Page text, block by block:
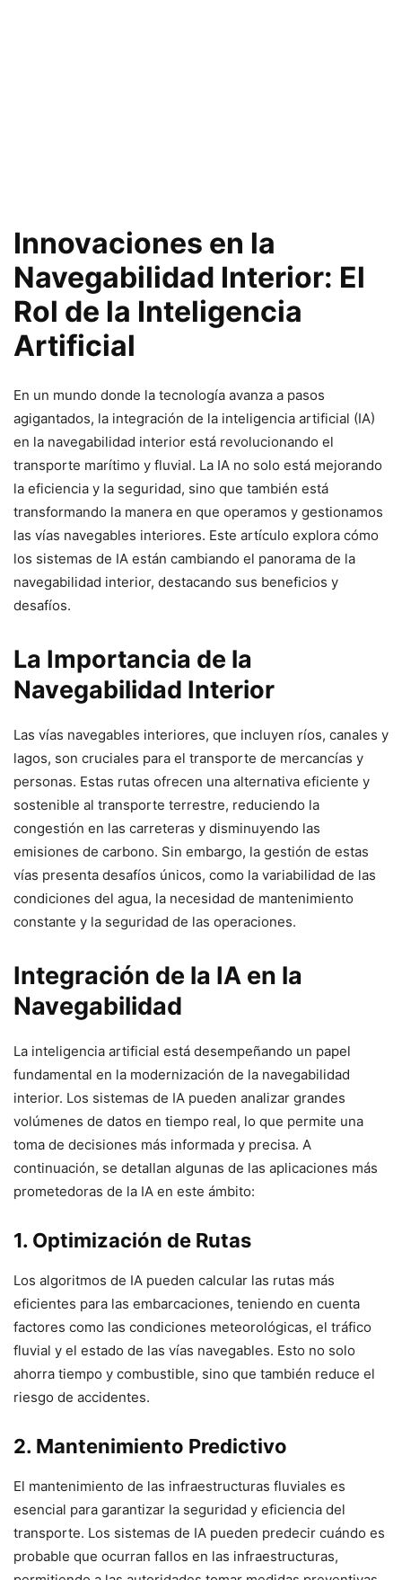
Innovaciones en la
Navegabilidad Interior: El
Rol de la Inteligencia
Artificial
En un mundo donde la tecnología avanza a pasos
agigantados, la integración de la inteligencia artificial (IA)
en la navegabilidad interior está revolucionando el
transporte marítimo y fluvial. La IA no solo está mejorando
la eficiencia y la seguridad, sino que también está
transformando la manera en que operamos y gestionamos
las vías navegables interiores. Este artículo explora cómo
los sistemas de IA están cambiando el panorama de la
navegabilidad interior, destacando sus beneficios y
desafíos.
La Importancia de la
Navegabilidad Interior
Las vías navegables interiores, que incluyen ríos, canales y
lagos, son cruciales para el transporte de mercancías y
personas. Estas rutas ofrecen una alternativa eficiente y
sostenible al transporte terrestre, reduciendo la
congestión en las carreteras y disminuyendo las
emisiones de carbono. Sin embargo, la gestión de estas
vías presenta desafíos únicos, como la variabilidad de las
condiciones del agua, la necesidad de mantenimiento
constante y la seguridad de las operaciones.
Integración de la IA en la
Navegabilidad
La inteligencia artificial está desempeñando un papel
fundamental en la modernización de la navegabilidad
interior. Los sistemas de IA pueden analizar grandes
volúmenes de datos en tiempo real, lo que permite una
toma de decisiones más informada y precisa. A
continuación, se detallan algunas de las aplicaciones más
prometedoras de la IA en este ámbito:
1. Optimización de Rutas
Los algoritmos de IA pueden calcular las rutas más
eficientes para las embarcaciones, teniendo en cuenta
factores como las condiciones meteorológicas, el tráfico
fluvial y el estado de las vías navegables. Esto no solo
ahorra tiempo y combustible, sino que también reduce el
riesgo de accidentes.
2. Mantenimiento Predictivo
El mantenimiento de las infraestructuras fluviales es
esencial para garantizar la seguridad y eficiencia del
transporte. Los sistemas de IA pueden predecir cuándo es
probable que ocurran fallos en las infraestructuras,